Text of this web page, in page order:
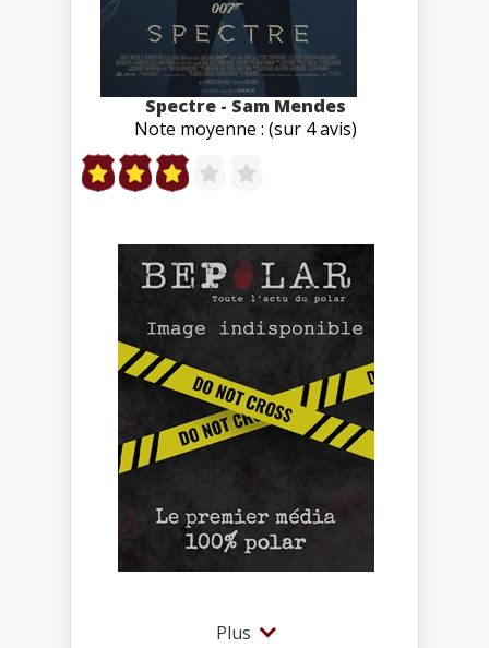
Spectre - Sam Mendes
Note moyenne : (sur 4 avis)
Plus